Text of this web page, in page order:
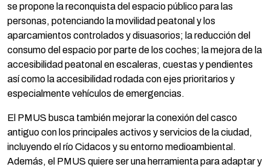
se propone la reconquista del espacio público para las
personas, potenciando la movilidad peatonal y los
aparcamientos controlados y disuasorios; la reducción del
consumo del espacio por parte de los coches; la mejora de la
accesibilidad peatonal en escaleras, cuestas y pendientes
así como la accesibilidad rodada con ejes prioritarios y
especialmente vehículos de emergencias.
El PMUS busca también mejorar la conexión del casco
antiguo con los principales activos y servicios de la ciudad,
incluyendo el río Cidacos y su entorno medioambiental.
Además, el PMUS quiere ser una herramienta para adaptar y